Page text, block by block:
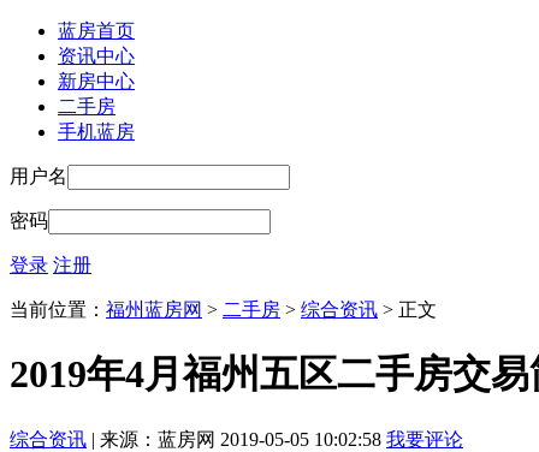
蓝房首页
资讯中心
新房中心
二手房
手机蓝房
用户名
密码
登录 注册
当前位置： 福州蓝房网 > 二手房 > 综合资讯 > 正文
2019年4月福州五区二手房交
综合资讯 | 来源：蓝房网 2019-05-05 10:02:58 我要评论